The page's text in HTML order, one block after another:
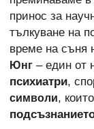
принос за
тълкуване на
време на съня
Юнг – един от
психиатри,
символи,